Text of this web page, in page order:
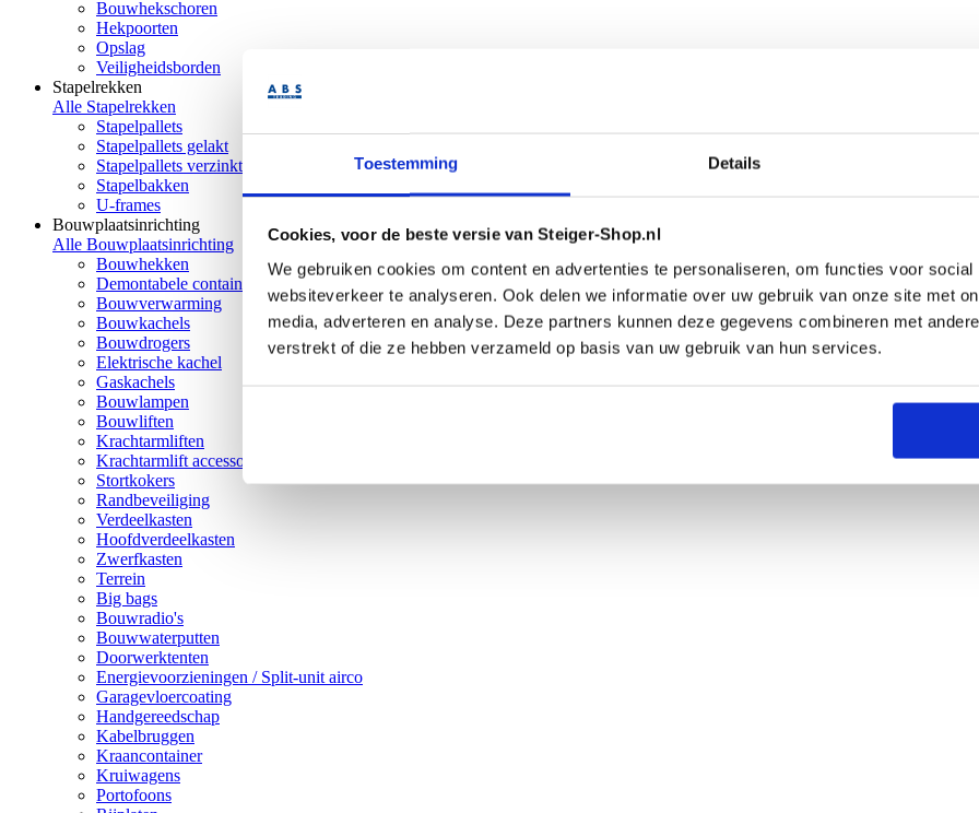
Toestemming Details
Cookies, voor de beste versie van Steiger-Shop.nl
We gebruiken cookies om content en advertenties te personaliseren, om functies voor
websiteverkeer te analyseren. Ook delen we informatie over uw gebruik van onze site met
media, adverteren en analyse. Deze partners kunnen deze gegevens combineren met
verstrekt of die ze hebben verzameld op basis van uw gebruik van hun services.
Bouwhekschoren
Hekpoorten
Opslag
Veiligheidsborden
Stapelrekken
Alle Stapelrekken
Stapelpallets
Stapelpallets gelakt
Stapelpallets verzinkt
Stapelbakken
U-frames
Bouwplaatsinrichting
Alle Bouwplaatsinrichting
Bouwhekken
Demontabele containers
Bouwverwarming
Bouwkachels
Bouwdrogers
Elektrische kachel
Gaskachels
Bouwlampen
Bouwliften
Krachtarmliften
Krachtarmlift accessoires
Stortkokers
Randbeveiliging
Verdeelkasten
Hoofdverdeelkasten
Zwerfkasten
Terrein
Big bags
Bouwradio's
Bouwwaterputten
Doorwerktenten
Energievoorzieningen / Split-unit airco
Garagevloercoating
Handgereedschap
Kabelbruggen
Kraancontainer
Kruiwagens
Portofoons